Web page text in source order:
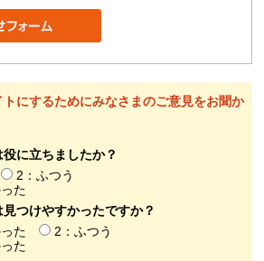
トにするためにみなさまのご意見をお聞か
に立ちましたか？
2：ふつう
た
つけやすかったですか？
た
2：ふつう
た